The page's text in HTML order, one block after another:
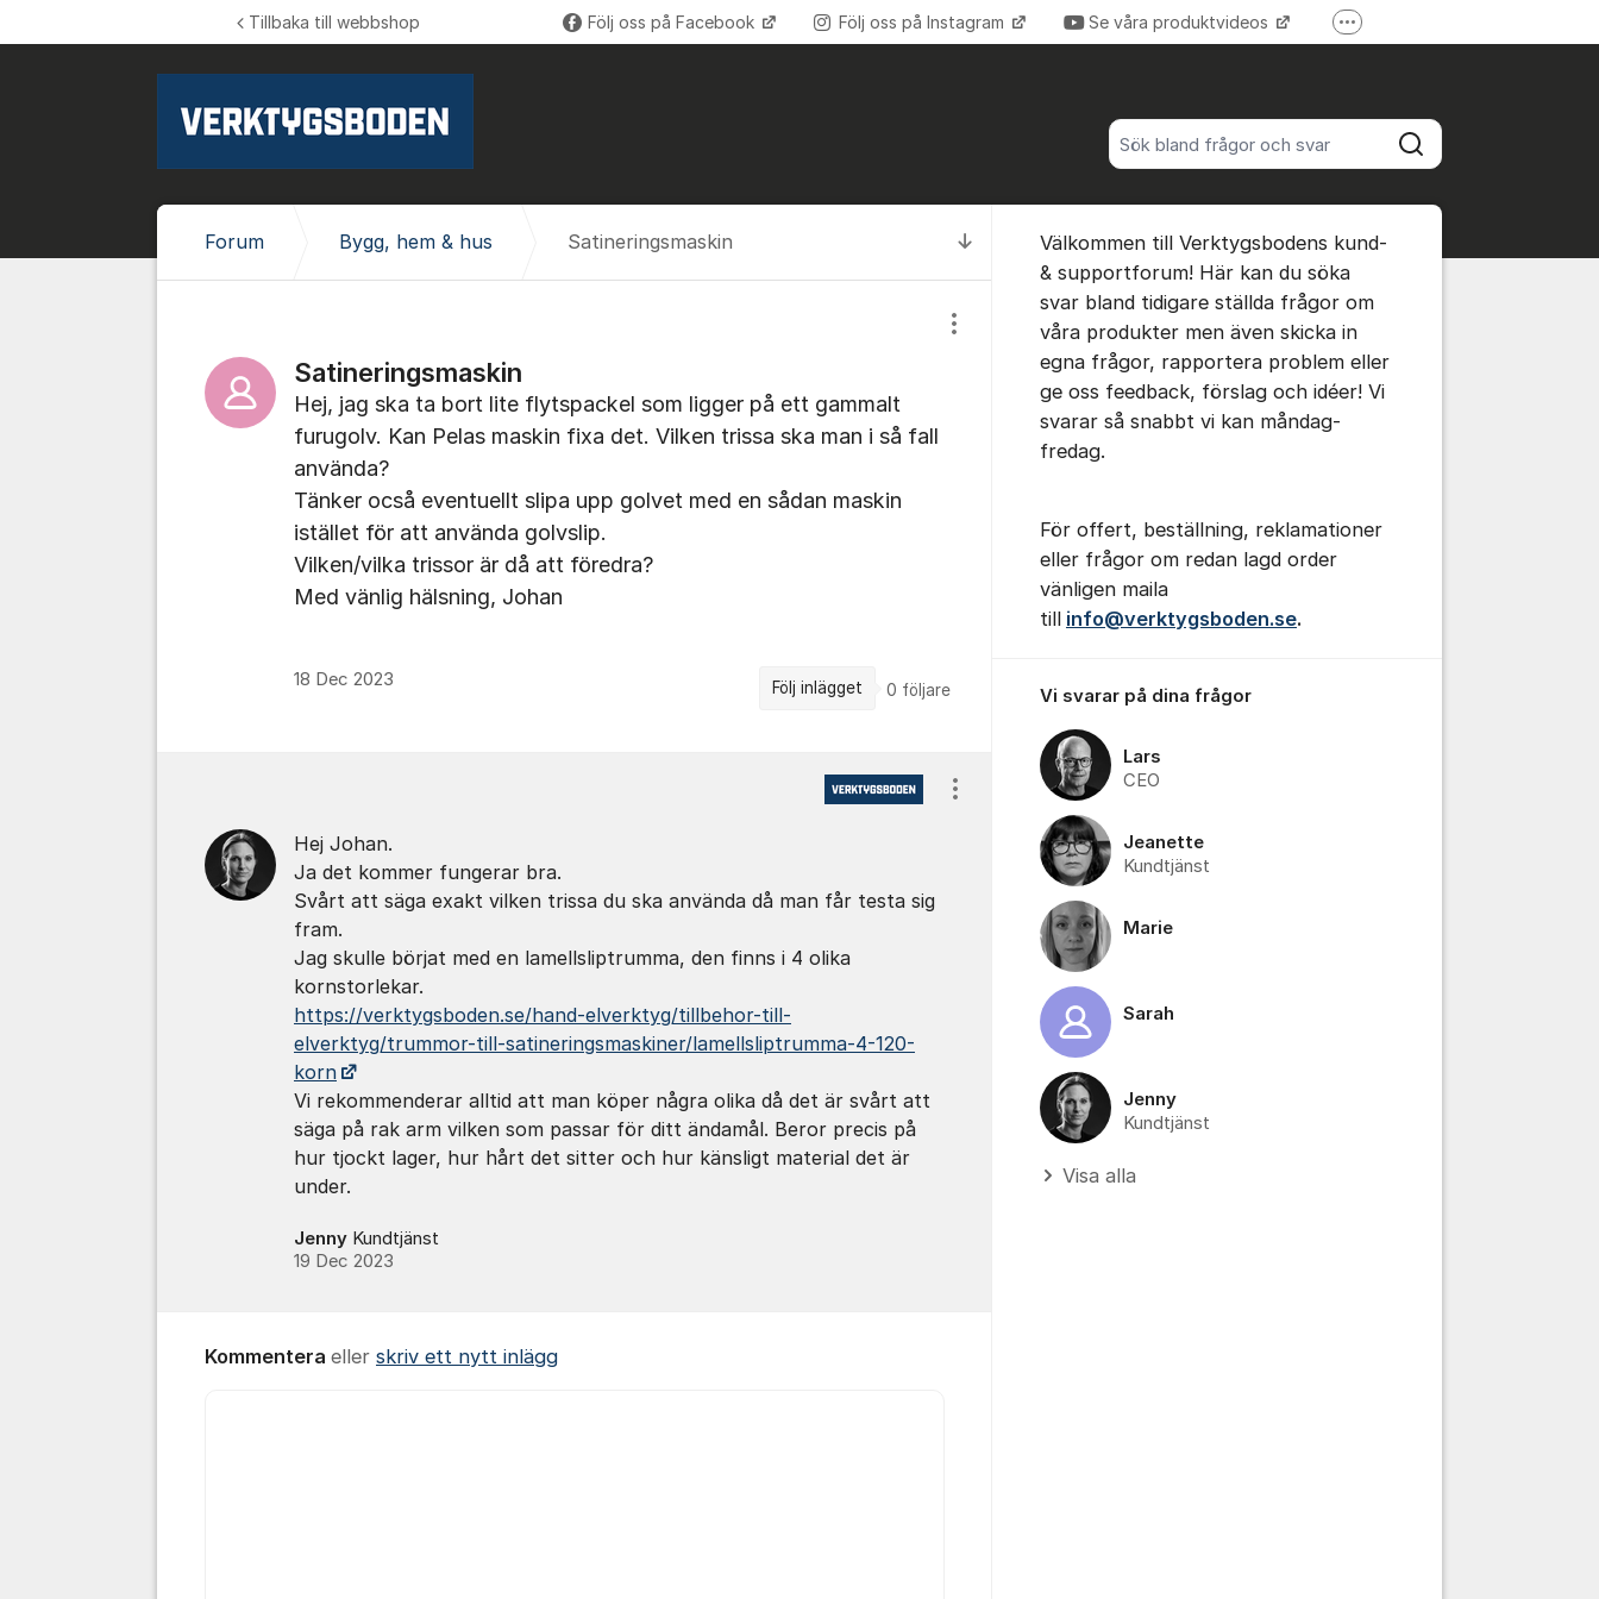
Sök bland alla inlägg
Sök
Tillbaka till webbshop Följ oss på Facebook Följ oss på Instagram Se våra produktvideos Fler supportlänkar
Till senaste kommentaren
Forum Bygg, hem & hus Satineringsmaskin
Satineringsmaskin
Visa/dölj inställningar för inlägg/kommentar
Hej, jag ska ta bort lite flytspackel som ligger på ett gammalt
furugolv. Kan Pelas maskin fixa det. Vilken trissa ska man i så fall
använda?
Tänker ocså eventuellt slipa upp golvet med en sådan maskin
istället för att använda golvslip.
Vilken/vilka trissor är då att föredra?
Med vänlig hälsning, Johan
18 Dec 2023 Följ inlägget 0 följare
Hej Johan.
Ja det kommer fungerar bra.
Svårt att säga exakt vilken trissa du ska använda då man får testa sig
fram.
Jag skulle börjat med en lamellsliptrumma, den finns i 4 olika
kornstorlekar.
https://verktygsboden.se/hand-elverktyg/tillbehor-till-
elverktyg/trummor-till-satineringsmaskiner/lamellsliptrumma-4-120-
korn
Vi rekommenderar alltid att man köper några olika då det är svårt att
säga på rak arm vilken som passar för ditt ändamål. Beror precis på
hur tjockt lager, hur hårt det sitter och hur känsligt material det är
under.
Jenny Kundtjänst
19 Dec 2023
Visa/dölj inställningar för inlägg/kommentar
Kommentera eller skriv ett nytt inlägg
Välkommen till Verktygsbodens kund-
& supportforum! Här kan du söka
svar bland tidigare ställda frågor om
våra produkter men även skicka in
egna frågor, rapportera problem eller
ge oss feedback, förslag och idéer! Vi
svarar så snabbt vi kan måndag-
fredag.
För offert, beställning, reklamationer
eller frågor om redan lagd order
vänligen maila
till info@verktygsboden.se.
Vi svarar på dina frågor
Lars
CEO
Jeanette
Kundtjänst
Marie
Sarah
Jenny
Kundtjänst
Visa alla